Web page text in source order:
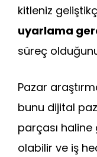
kitleniz
uyarlama
süreç
Pazar
bunu dijital
parçası
olabilir ve iş